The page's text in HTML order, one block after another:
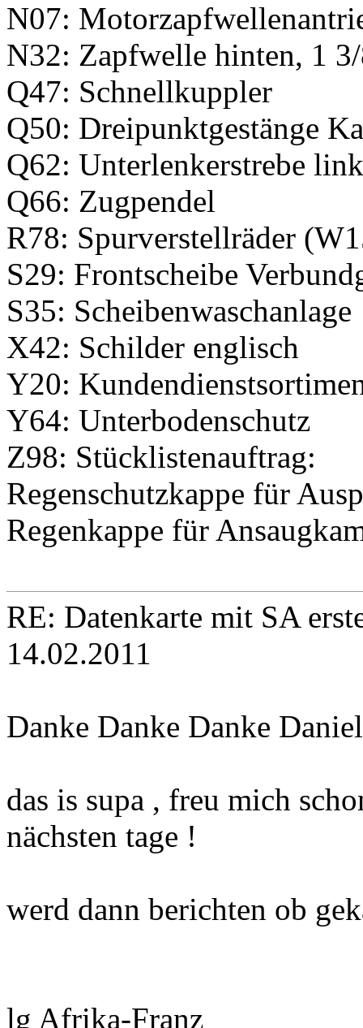
N07:
N32: Zapfwelle hinten, 1
Q47: Schnellkuppler
Q50: Dreipunktgestänge
Q62: Unterlenkerstrebe
Q66: Zugpendel
R78: Spurverstellräder
S29: Frontscheibe
S35: Scheibenwaschanlage
X42: Schilder englisch
Y20:
Y64: Unterbodenschutz
Z98: Stücklistenauftrag:
Regenschutzkappe für
Regenkappe für
RE: Datenkarte mit SA
14.02.2011
Danke Danke Danke
das is supa , freu mich
nächsten tage !
werd dann berichten ob
lg Afrika-Franz